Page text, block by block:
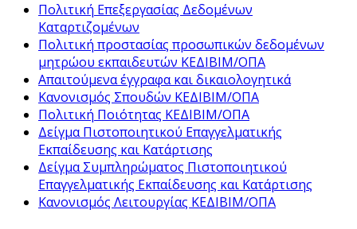
Πολιτική Επεξεργασίας Δεδομένων
Καταρτιζομένων
Πολιτική προστασίας προσωπικών δεδομένων
μητρώου εκπαιδευτών ΚΕΔΙΒΙΜ/ΟΠΑ
Απαιτούμενα έγγραφα και δικαιολογητικά
Κανονισμός Σπουδών ΚΕΔΙΒΙΜ/ΟΠΑ
Πολιτική Ποιότητας ΚΕΔΙΒΙΜ/ΟΠΑ
Δείγμα Πιστοποιητικού Επαγγελματικής
Εκπαίδευσης και Κατάρτισης
Δείγμα Συμπληρώματος Πιστοποιητικού
Επαγγελματικής Εκπαίδευσης και Κατάρτισης
Κανονισμός Λειτουργίας ΚΕΔΙΒΙΜ/ΟΠΑ